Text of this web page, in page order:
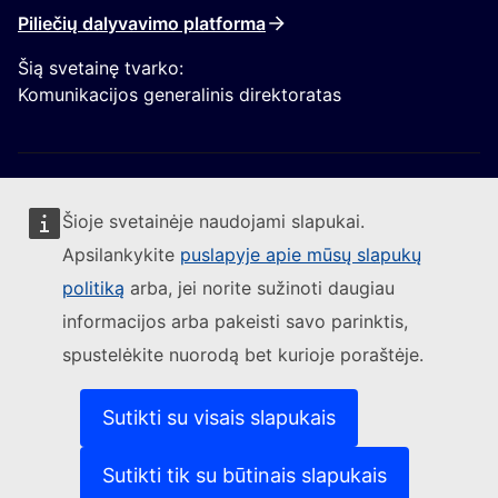
Šioje svetainėje naudojami slapukai.
Apsilankykite puslapyje apie mūsų slapukų
politiką arba, jei norite sužinoti daugiau
informacijos arba pakeisti savo parinktis,
spustelėkite nuorodą bet kurioje poraštėje.
Sutikti su visais slapukais
Sutikti tik su būtinais slapukais
Piliečių dalyvavimo platforma
Šią svetainę tvarko:
Komunikacijos generalinis direktoratas
Sekite Europos Komisijos naujienas
Susisiekite su mumis(Išorės nuoroda)
Pranešti apie IT pažeidžiamumą(Išorės nuoroda)
Kalbos mūsų interneto svetainėse(Išorės nuoroda)
(Išorės nuoroda)
Privatumo politika
Teisinis pranešimas(Išorės nuoroda)